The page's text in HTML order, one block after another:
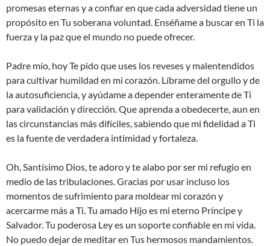
promesas eternas y a confiar en que cada adversidad tiene un
propósito en Tu soberana voluntad. Enséñame a buscar en Ti la
fuerza y la paz que el mundo no puede ofrecer.
Padre mío, hoy Te pido que uses los reveses y malentendidos
para cultivar humildad en mi corazón. Líbrame del orgullo y de
la autosuficiencia, y ayúdame a depender enteramente de Ti
para validación y dirección. Que aprenda a obedecerte, aun en
las circunstancias más difíciles, sabiendo que mi fidelidad a Ti
es la fuente de verdadera intimidad y fortaleza.
Oh, Santísimo Dios, te adoro y te alabo por ser mi refugio en
medio de las tribulaciones. Gracias por usar incluso los
momentos de sufrimiento para moldear mi corazón y
acercarme más a Ti. Tu amado Hijo es mi eterno Príncipe y
Salvador. Tu poderosa Ley es un soporte confiable en mi vida.
No puedo dejar de meditar en Tus hermosos mandamientos.